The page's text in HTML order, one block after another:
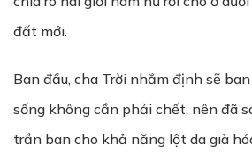
đất mới.
Ban đầu, cha Trời nhắm định sẽ
sống không cần phải chết, nên đã
trần ban cho khả năng lột da già